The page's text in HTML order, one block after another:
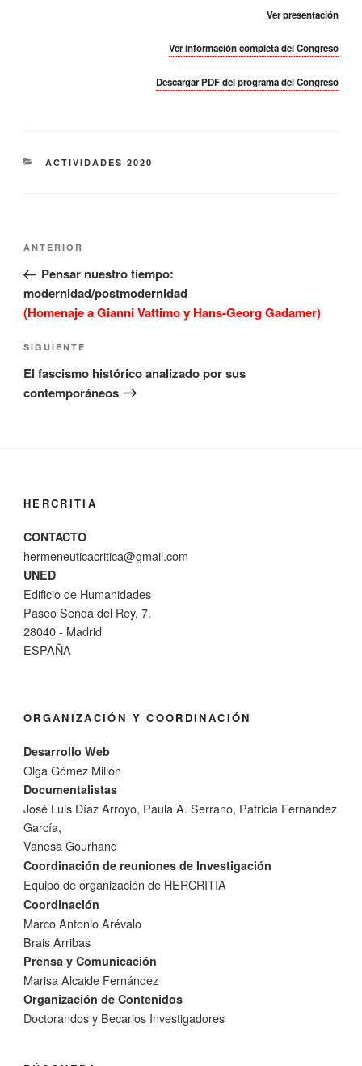
Ver presentación
Ver información completa del Congreso
Descargar PDF del programa del Congreso
CATEGORÍAS
ACTIVIDADES 2020
Navegación
entradas
Entrada
anterior:
ANTERIOR
Pensar nuestro tiempo:
modernidad/postmodernidad
(Homenaje a Gianni Vattimo y Hans-Georg Gadamer)
Siguiente
entrada
SIGUIENTE
El fascismo histórico analizado por sus
contemporáneos
HERCRITIA
CONTACTO
hermeneuticacritica@gmail.com
UNED
Edificio de Humanidades
Paseo Senda del Rey, 7.
28040 - Madrid
ESPAÑA
ORGANIZACIÓN Y COORDINACIÓN
Desarrollo Web
Olga Gómez Millón
Documentalistas
José Luis Díaz Arroyo, Paula A. Serrano, Patricia Fernández
García,
Vanesa Gourhand
Coordinación de reuniones de Investigación
Equipo de organización de HERCRITIA
Coordinación
Marco Antonio Arévalo
Brais Arribas
Prensa y Comunicación
Marisa Alcaide Fernández
Organización de Contenidos
Doctorandos y Becarios Investigadores